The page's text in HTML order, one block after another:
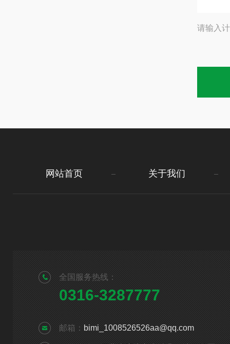
请输入
网站首页 关于我们
全国服务热线：
0316-3287777
邮箱： bimi_1008526526aa@qq.com